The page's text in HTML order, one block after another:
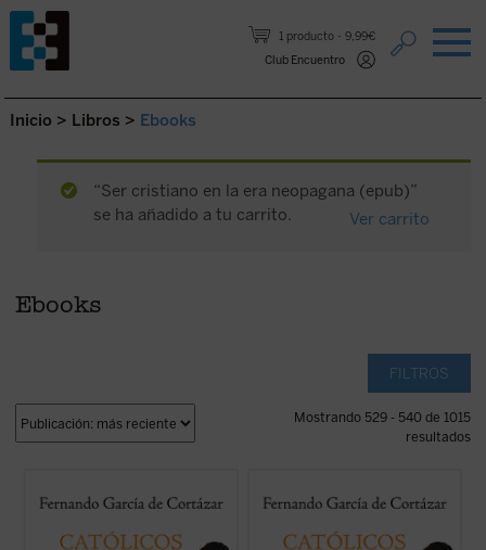
1 producto
9,99€
Club Encuentro
Saltar al contenido.
Inicio > Libros > Ebooks
“Ser cristiano en la era neopagana (epub)”
se ha añadido a tu carrito.
Ver carrito
Ebooks
FILTROS
Mostrando 529 - 540 de 1015
resultados
tiempos de confusión, el nuevo libro de
tradición cristiana vuelva a ser la
tiempos de confusión, el nuevo libro de
tradición cristiana vuelva a ser la